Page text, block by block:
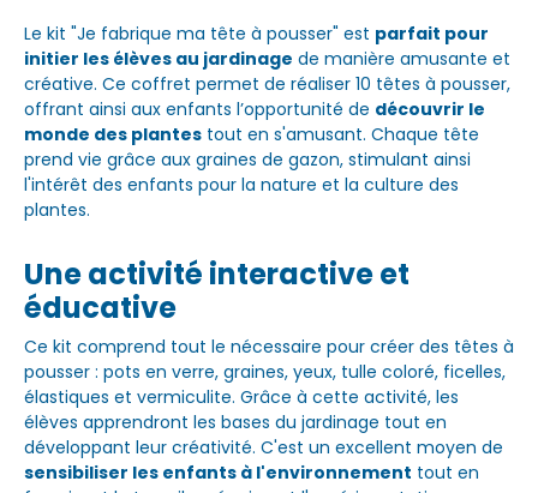
Le kit "Je fabrique ma tête à pousser" est parfait pour
initier les élèves au jardinage de manière amusante et
créative. Ce coffret permet de réaliser 10 têtes à pousser,
offrant ainsi aux enfants l’opportunité de découvrir le
monde des plantes tout en s'amusant. Chaque tête
prend vie grâce aux graines de gazon, stimulant ainsi
l'intérêt des enfants pour la nature et la culture des
plantes.
Une activité interactive et
éducative
Ce kit comprend tout le nécessaire pour créer des têtes à
pousser : pots en verre, graines, yeux, tulle coloré, ficelles,
élastiques et vermiculite. Grâce à cette activité, les
élèves apprendront les bases du jardinage tout en
développant leur créativité. C'est un excellent moyen de
sensibiliser les enfants à l'environnement tout en